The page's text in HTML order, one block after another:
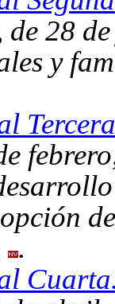
28
y
.